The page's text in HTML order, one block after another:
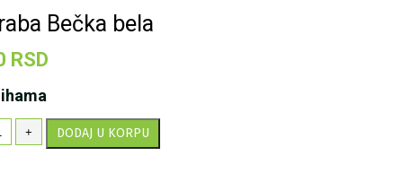
Bečka bela
RSD
+ DODAJ U KORPU